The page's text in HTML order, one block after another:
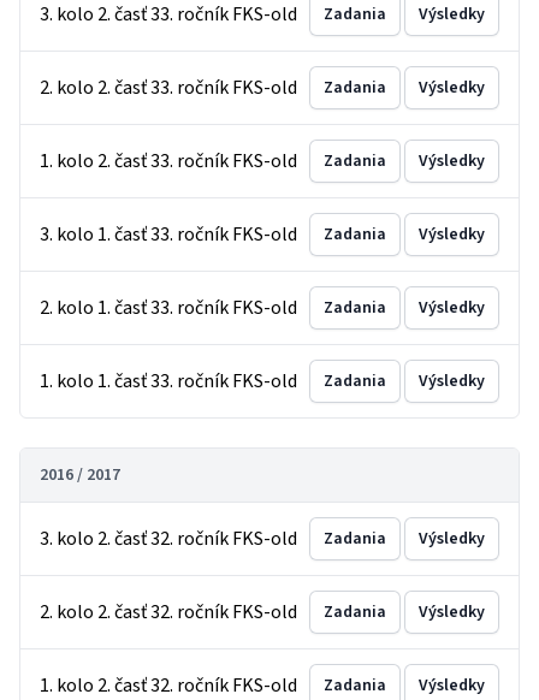
3. kolo 2. časť 33. ročník FKS-old Zadania Výsledky
2. kolo 2. časť 33. ročník FKS-old Zadania Výsledky
1. kolo 2. časť 33. ročník FKS-old Zadania Výsledky
3. kolo 1. časť 33. ročník FKS-old Zadania Výsledky
2. kolo 1. časť 33. ročník FKS-old Zadania Výsledky
1. kolo 1. časť 33. ročník FKS-old Zadania Výsledky
2016 / 2017
3. kolo 2. časť 32. ročník FKS-old Zadania Výsledky
2. kolo 2. časť 32. ročník FKS-old Zadania Výsledky
1. kolo 2. časť 32. ročník FKS-old Zadania Výsledky